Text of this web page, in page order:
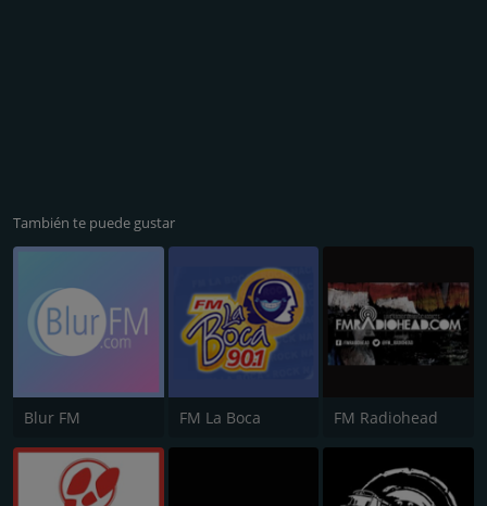
También te puede gustar
Blur FM FM La Boca FM Radiohead